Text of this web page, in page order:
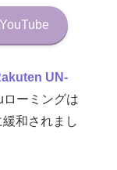
UN-
ローミングは
和されまし